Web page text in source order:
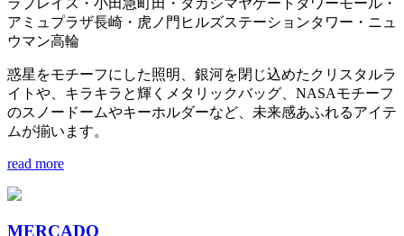
ラプレイス・小田急町田・タカシマヤゲートタワーモール・
アミュプラザ長崎・虎ノ門ヒルズステーションタワー・ニュ
ウマン高輪
惑星をモチーフにした照明、銀河を閉じ込めたクリスタルラ
イトや、キラキラと輝くメタリックバッグ、NASAモチーフ
のスノードームやキーホルダーなど、未来感あふれるアイテ
ムが揃います。
read more
MERCADO